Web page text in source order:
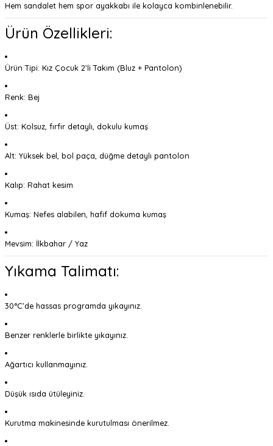
Hem sandalet hem spor ayakkabı ile kolayca kombinlenebilir.
Ürün Özellikleri:
Ürün Tipi: Kız Çocuk 2’li Takım (Bluz + Pantolon)
Renk: Bej
Üst: Kolsuz, fırfır detaylı, dokulu kumaş
Alt: Yüksek bel, bol paça, düğme detaylı pantolon
Kalıp: Rahat kesim
Kumaş: Nefes alabilen, hafif dokuma kumaş
Mevsim: İlkbahar / Yaz
Yıkama Talimatı:
30°C’de hassas programda yıkayınız.
Benzer renklerle birlikte yıkayınız.
Ağartıcı kullanmayınız.
Düşük ısıda ütüleyiniz.
Kurutma makinesinde kurutulması önerilmez.